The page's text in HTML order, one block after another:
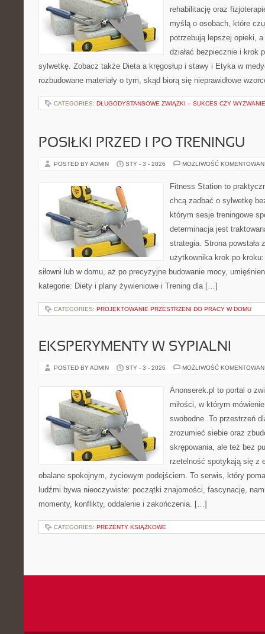
rehabilitację oraz
myślą o osobach, które
potrzebują lepszej opieki,
działać bezpiecznie i krok
sylwetkę. Zobacz także Dieta a kręgosłup i stawy i Etyka w
rozbudowane materiały o tym, skąd biorą się nieprawidłowe
CATEGORIES: DŁUGODYSTANSOWE ZWIĄZKI – SUKCES CZY
POSIŁKI PRZED I PO TRENINGU
POSTED BY ADMIN STY - 3 - 2026 MOŻLIWOŚĆ
Fitness Station to
chcą zadbać o sylwetkę
którym sesje treningowe
determinacja jest
strategia. Strona
użytkownika krok po
siłowni lub w domu, aż po precyzyjne budowanie mocy,
kategorie: Diety i plany żywieniowe i Trening dla […]
CATEGORIES: PROJEKTOWANIE PRZESTRZENI DO PRACY W DOMU
EKSPERYMENTY W SYPIALNI
POSTED BY ADMIN STY - 3 - 2026 MOŻLIWOŚĆ
Anonserek.pl to portal o
miłości, w którym
swobodne. To przestrzeń
zrozumieć siebie oraz
skrępowania, ale też bez
rzetelność spotykają się z
obalane spokojnym, życiowym podejściem. To serwis, który
ludźmi bywa nieoczywiste: początki znajomości, fascynację,
momenty, konflikty, oddalenie i zakończenia. […]
CATEGORIES: PREZENTY KSIĄŻKOWE